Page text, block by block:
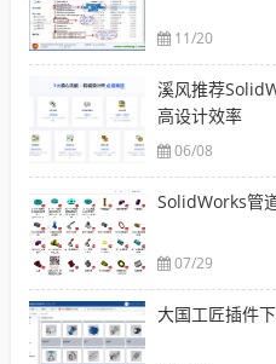
11/20
溪风推荐
高设计效率
06/08
SolidWorks管
07/29
大国工匠插件